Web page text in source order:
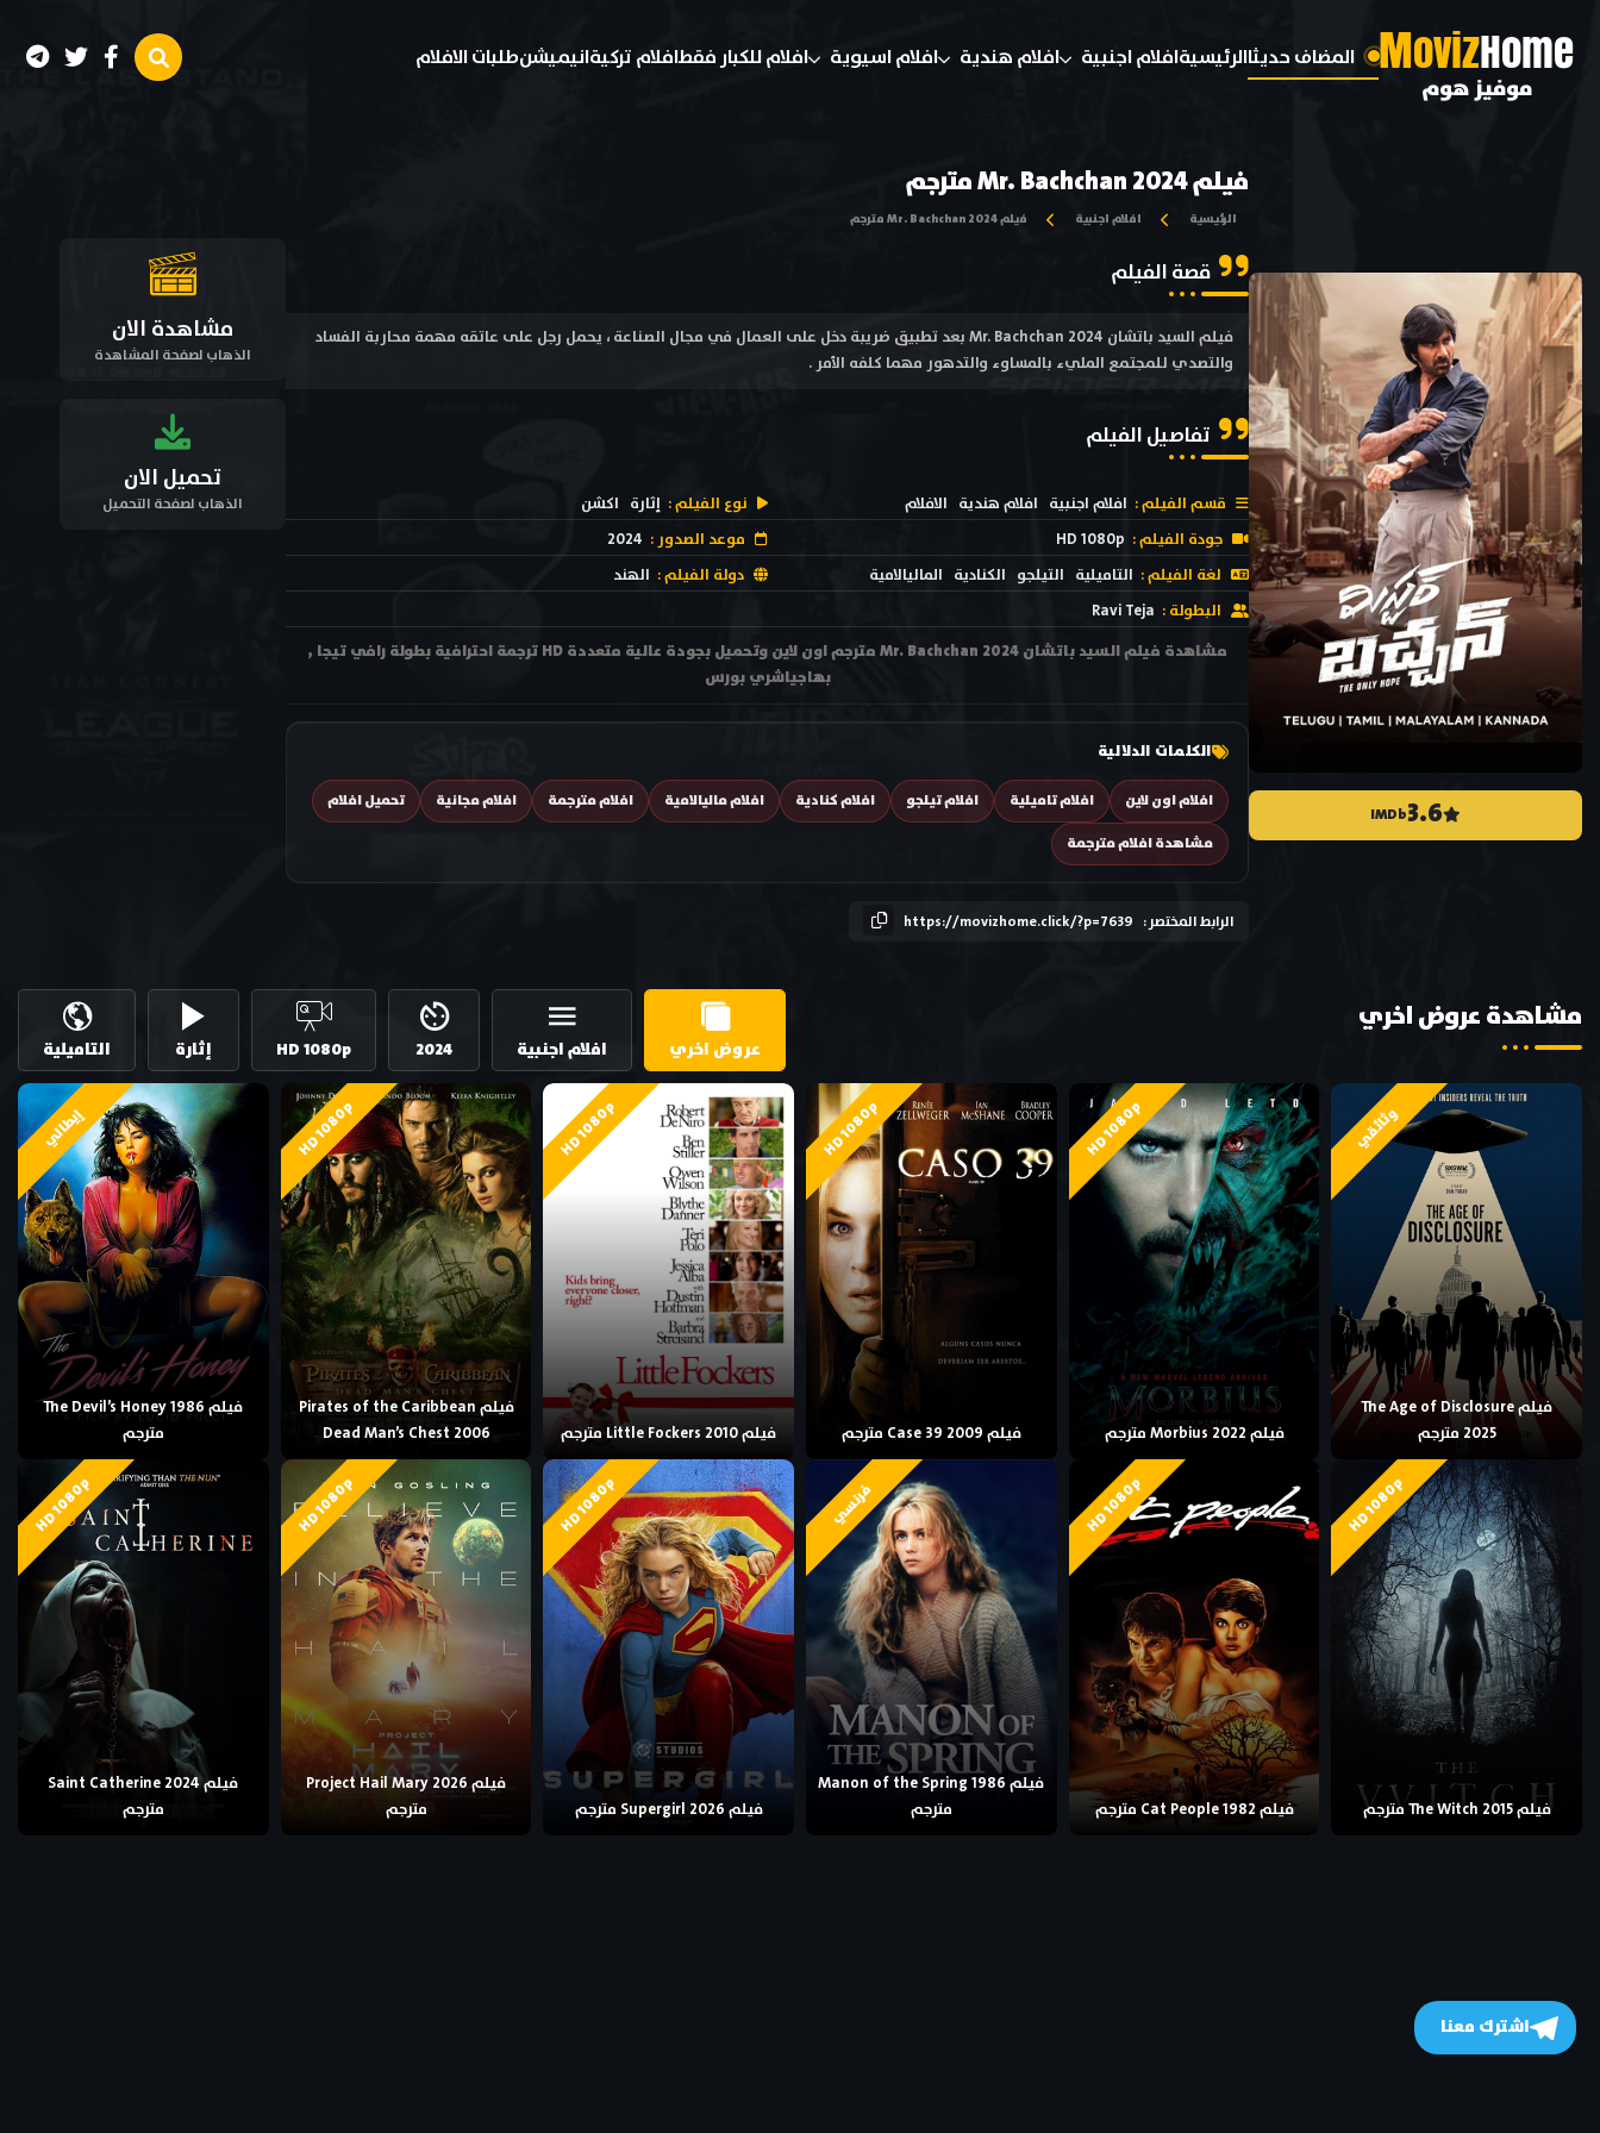
MovizHome
موفيز هوم
المضاف حديثاالرئيسيةافلام اجنبية افلام هندية افلام اسيوية افلام للكبار فقطافلام تركيةانيميشنطلبات الافلام
3.6
IMDb
فيلم Mr. Bachchan 2024 مترجم
الرئيسية افلام اجنبية فيلم Mr. Bachchan 2024 مترجم
قصة الفيلم
فيلم السيد باتشان Mr. Bachchan 2024 بعد تطبيق ضريبة دخل على العمال في مجال الصناعة ، يحمل رجل على عاتقه مهمة محاربة الفساد
والتصدي للمجتمع المليء بالمساوء والتدهور مهما كلفه الأمر .
تفاصيل الفيلم
قسم الفيلم : افلام اجنبية افلام هندية الافلام نوع الفيلم : إثارة اكشن
جودة الفيلم : HD 1080p موعد الصدور : 2024
لغة الفيلم : التاميلية التيلجو الكنادية الماليالامية دولة الفيلم : الهند
البطولة : Ravi Teja
مشاهدة فيلم السيد باتشان Mr. Bachchan 2024 مترجم اون لاين وتحميل بجودة عالية متعددة HD ترجمة احترافية بطولة رافي تيجا ,
بهاجياشري بورس
الكلمات الدلالية
افلام اون لاين افلام تاميلية افلام تيلجو افلام كنادية افلام ماليالامية افلام مترجمة افلام مجانية
تحميل افلام
مشاهدة افلام مترجمة
الرابط المختصر : https://movizhome.click/?p=7639
مشاهدة الان
الذهاب لصفحة المشاهدة
تحميل الان
الذهاب لصفحة التحميل
مشاهدة عروض اخري
عروض اخري افلام اجنبية 2024
HD 1080p إثارة التاميلية
وثائقي
فيلم The Age of Disclosure
2025 مترجم
HD 1080p
فيلم Morbius 2022 مترجم
HD 1080p
فيلم Case 39 2009 مترجم
HD 1080p
فيلم Little Fockers 2010 مترجم
HD 1080p
فيلم Pirates of the Caribbean
Dead Man’s Chest 2006
إيطالي
فيلم The Devil’s Honey 1986
مترجم
HD 1080p
فيلم The Witch 2015 مترجم
HD 1080p
فيلم Cat People 1982 مترجم
فرنسي
فيلم Manon of the Spring 1986
مترجم
HD 1080p
فيلم Supergirl 2026 مترجم
HD 1080p
فيلم Project Hail Mary 2026
مترجم
HD 1080p
فيلم Saint Catherine 2024
مترجم
اشترك معنا